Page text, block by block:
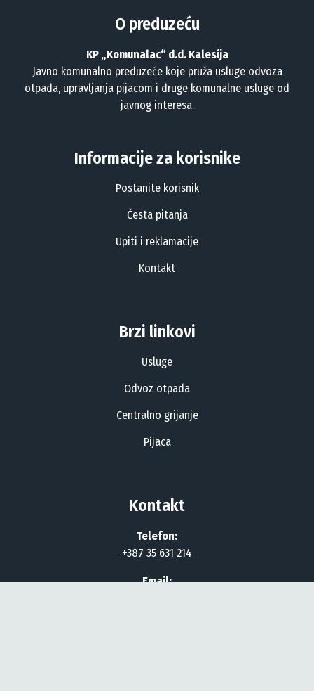
O preduzeću
KP „Komunalac“ d.d. Kalesija
Javno komunalno preduzeće koje pruža usluge odvoza
otpada, upravljanja pijacom i druge komunalne usluge od
javnog interesa.
Informacije za korisnike
Postanite korisnik
Česta pitanja
Upiti i reklamacije
Kontakt
Brzi linkovi
Usluge
Odvoz otpada
Centralno grijanje
Pijaca
Kontakt
Telefon:
+387 35 631 214
Email: